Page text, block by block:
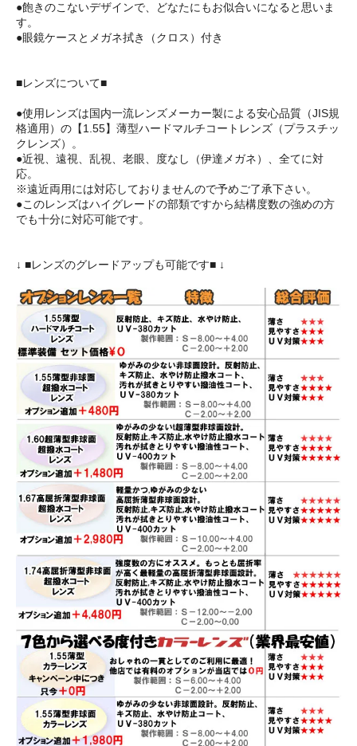
●飽きのこないデザインで、どなたにもお似合いになると思いま
す。
●眼鏡ケースとメガネ拭き（クロス）付き
■レンズについて■
●使用レンズは国内一流レンズメーカー製による安心品質（JIS規
格適用）の【1.55】薄型ハードマルチコートレンズ（プラスチッ
クレンズ）。
●近視、遠視、乱視、老眼、度なし（伊達メガネ）、全てに対
応。
※遠近両用には対応しておりませんので予めご了承下さい。
●このレンズはハイグレードの部類ですから結構度数の強めの方
でも十分に対応可能です。
↓ ■レンズのグレードアップも可能です■ ↓